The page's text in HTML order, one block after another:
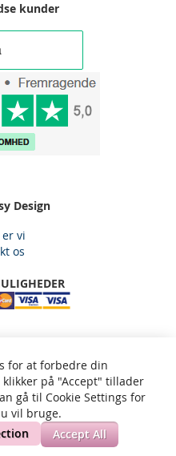
kunder
Design
er vi
os
59, 3650 Ølstykke, Email:
- tlf: 5334 2565
Avanceret søgning
Kontakt os Site Map
Design. All rights reserved.
for at forbedre din
på "Accept" tillader
gå til Cookie Settings for
vil bruge.
Accept All